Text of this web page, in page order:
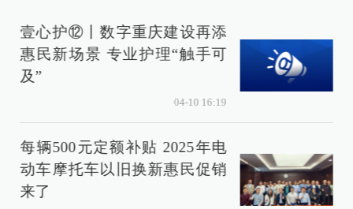
壹心护⑫丨数字重庆建设再添
惠民新场景 专业护理“触手可
及”
04-10 16:19
每辆500元定额补贴 2025年电
动车摩托车以旧换新惠民促销
来了